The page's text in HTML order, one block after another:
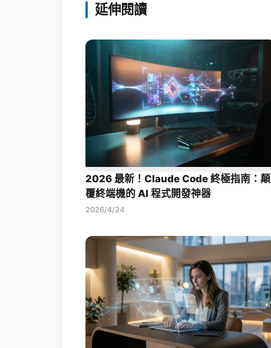
延伸閱讀
2026 最新！Claude Code 終極指南：顛
覆終端機的 AI 程式開發神器
2026/4/24